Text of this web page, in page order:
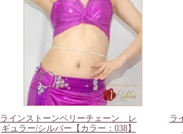
ラインストーンベリーチェーン レ
ギュラー/シルバー【カラー：038】
ラ